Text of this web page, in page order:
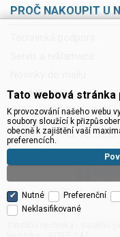
PROČ NAKOUPIT U
Ke stažení
Tato webová stránka
K provozování našeho webu
soubory sloužící k
obecně k zajištění vaší
preferencích.
Nutné Preferenční
Neklasifikované